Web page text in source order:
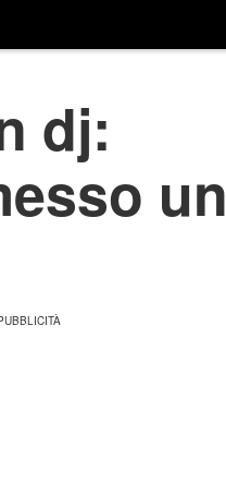
dj:
un